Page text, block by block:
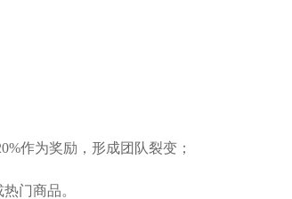
作为奖励，形成团队裂变 ；
热门商品。